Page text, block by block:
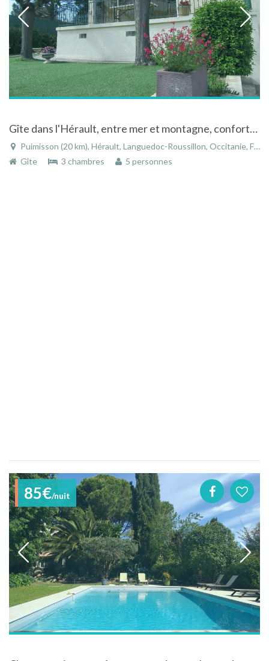
Gîte dans l'Hérault, entre mer et montagne, confortable et très bien équipé.
Puimisson (20 km), Hérault, Languedoc-Roussillon, Occitanie, France
Gîte
3 chambres 5 personnes
85€/nuit